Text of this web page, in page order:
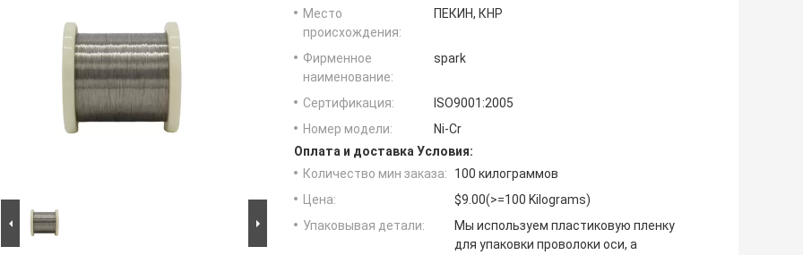
Место
происхождения:
ПЕКИН, КНР
Фирменное
наименование:
spark
Сертификация:
ISO9001:2005
Номер модели:
Ni-Cr
Оплата и доставка Условия:
Количество мин заказа:
100 килограммов
Цена:
$9.00(>=100 Kilograms)
Упаковывая детали:
Мы используем пластиковую пленку
для упаковки проволоки оси, а